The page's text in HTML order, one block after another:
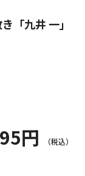
「九井 一」
円